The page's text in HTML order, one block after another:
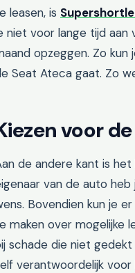
leasen, is
niet voor lange tijd aan
opzeggen. Zo
Seat Ateca gaat. Zo
voor
de andere kant is
van de auto
Bovendien kun je
maken over mogelijke
schade die niet
verantwoordelijk